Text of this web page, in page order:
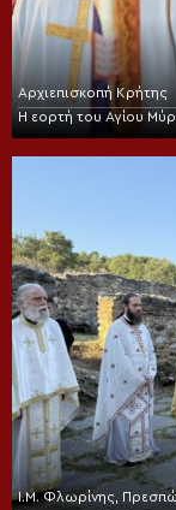
Αρχιεπισκοπή Κρήτης
Η εορτή του Αγίου
Ι.Μ. Φλωρίνης,